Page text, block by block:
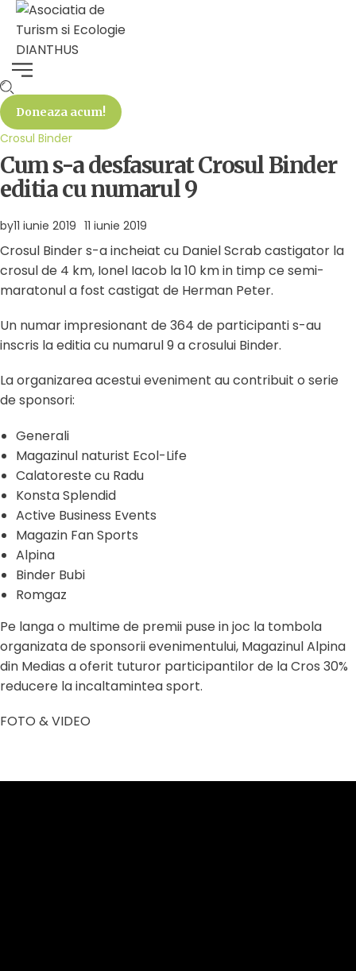
Doneaza acum!
Crosul Binder
Cum s-a desfasurat Crosul Binder
editia cu numarul 9
by11 iunie 2019 11 iunie 2019
Crosul Binder s-a incheiat cu Daniel Scrab castigator la
crosul de 4 km, Ionel Iacob la 10 km in timp ce semi-
maratonul a fost castigat de Herman Peter.
Un numar impresionant de 364 de participanti s-au
inscris la editia cu numarul 9 a crosului Binder.
La organizarea acestui eveniment au contribuit o serie
de sponsori:
Generali
Magazinul naturist Ecol-Life
Calatoreste cu Radu
Konsta Splendid
Active Business Events
Magazin Fan Sports
Alpina
Binder Bubi
Romgaz
Pe langa o multime de premii puse in joc la tombola
organizata de sponsorii evenimentului, Magazinul Alpina
din Medias a oferit tuturor participantilor de la Cros 30%
reducere la incaltamintea sport.
FOTO & VIDEO